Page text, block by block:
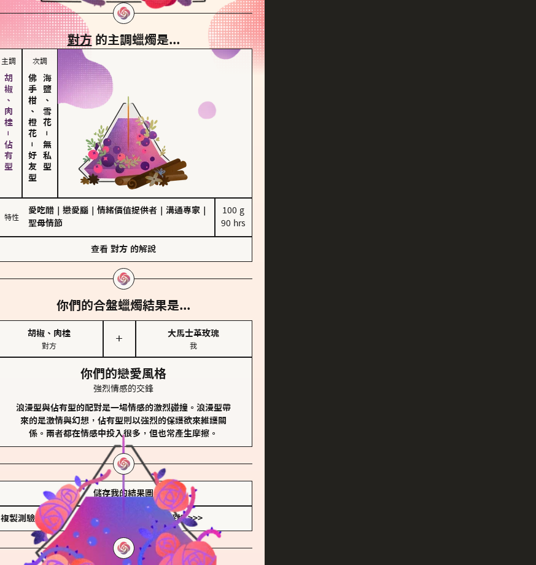
對方的主調蠟燭是...
主調
胡椒、肉桂－佔有型
次調
佛手柑、橙花
－
好友型
海鹽、雪花
－
無私型
特性
愛吃醋 戀愛腦 情緒價值提供者 溝通專家
聖母情節
100 g
90 hrs
查看 對方 的解說
你們的合盤蠟燭結果是...
胡椒、肉桂
對方
＋
大馬士革玫瑰
我
你們的戀愛風格
強烈情感的交鋒
浪漫型與佔有型的配對是一場情感的激烈碰撞。浪漫型帶
來的是激情與幻想，佔有型則以強烈的保護欲來維護關
係。兩者都在情感中投入很多，但也常產生摩擦。
儲存我的結果圖
複製測驗連結 查看香氛類型全解析 >>>